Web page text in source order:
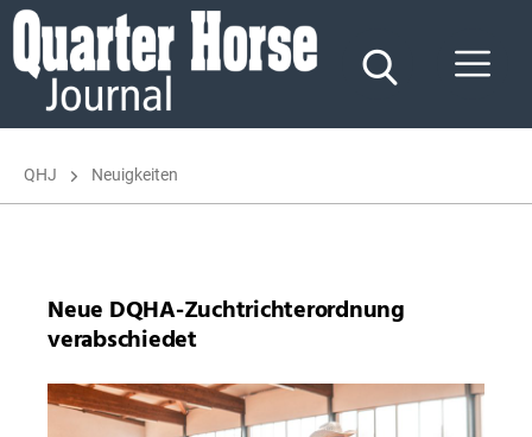
Quarter
Horse
Journal
QHJ Neuigkeiten
Neue DQHA-Zuchtrichterordnung
verabschiedet